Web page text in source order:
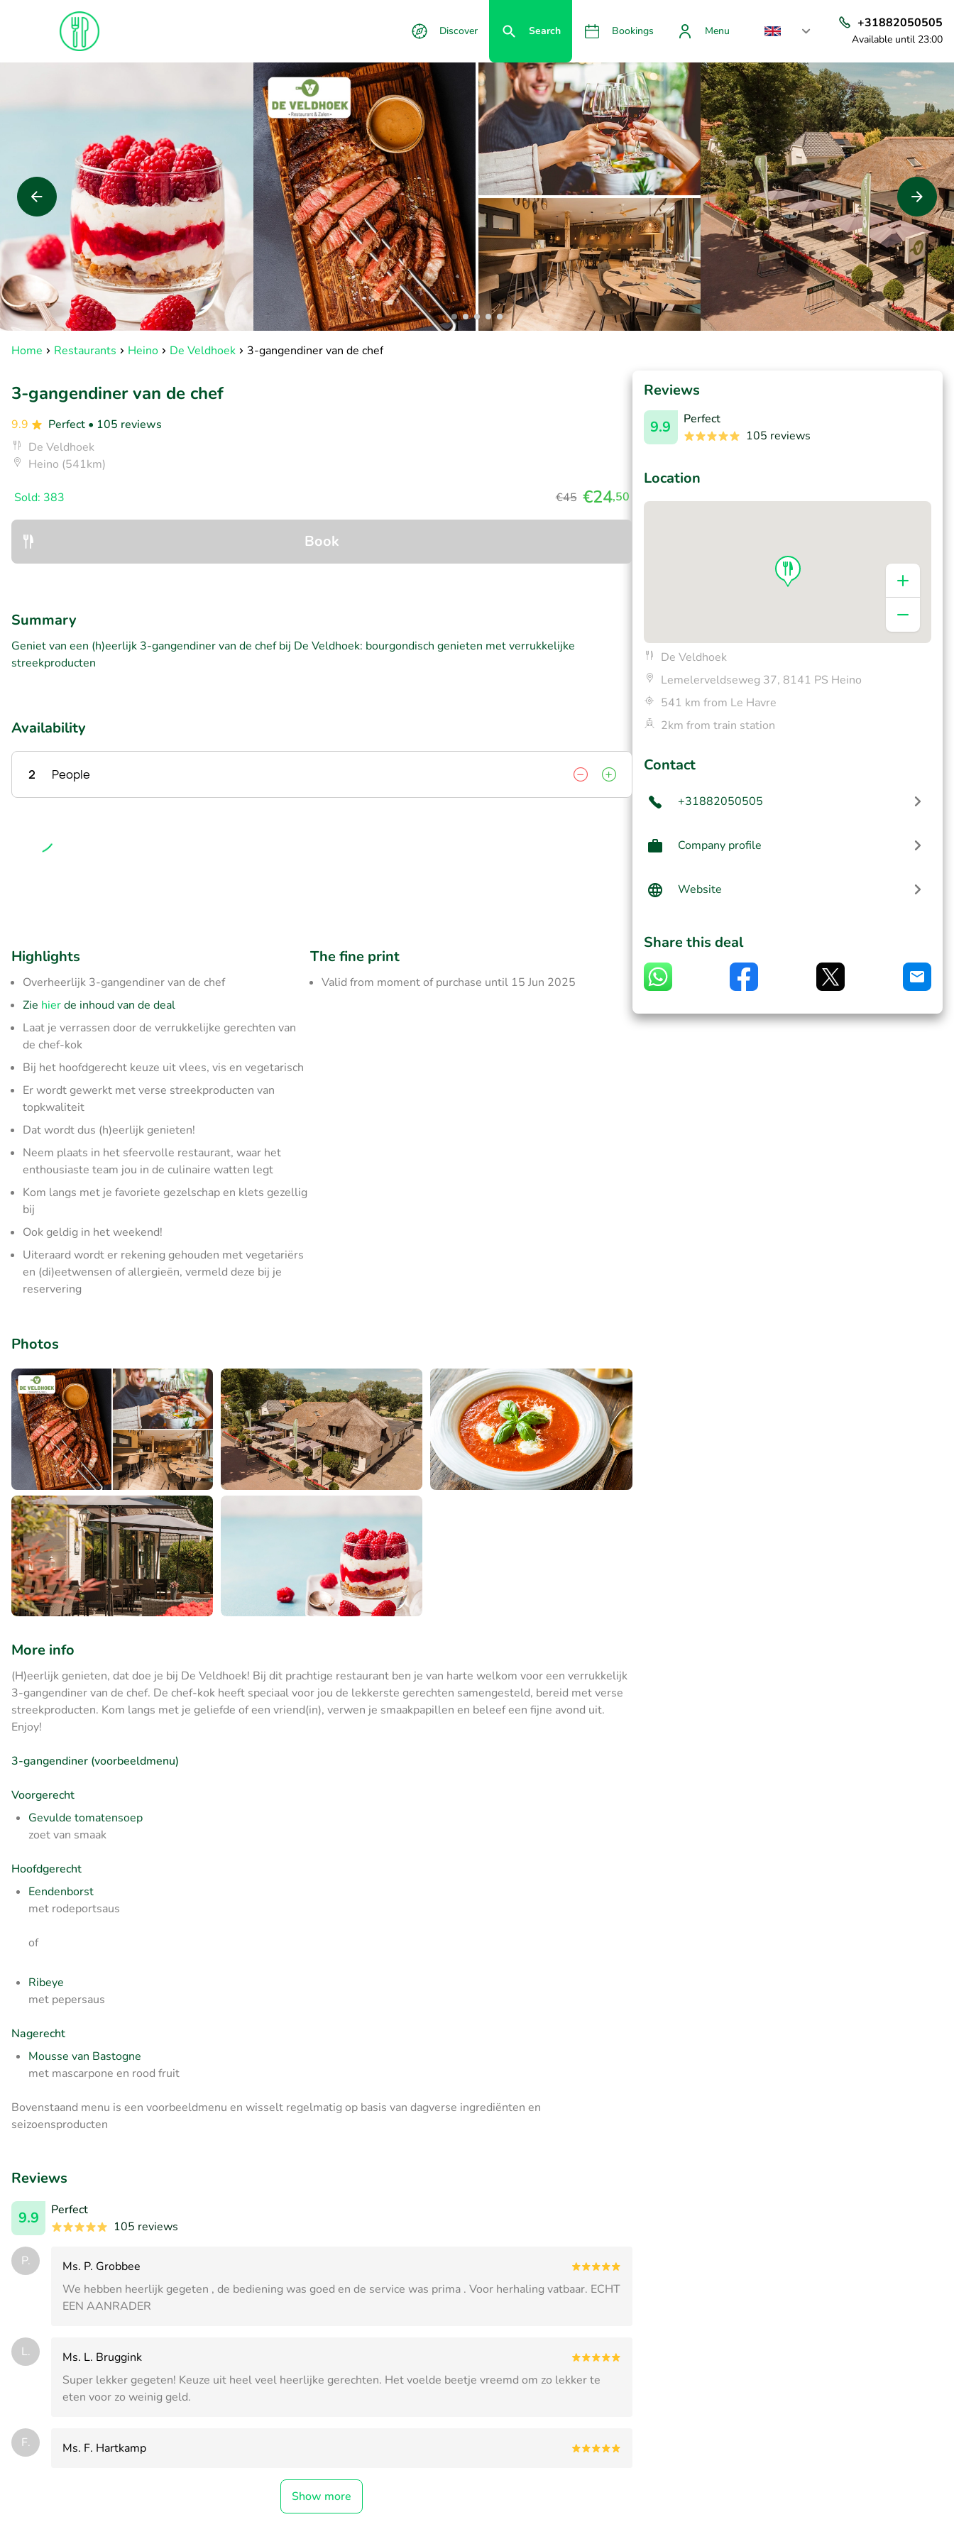
Discover Search Bookings Menu
+31882050505
Available until 23:00
Home Restaurants Heino De Veldhoek 3-gangendiner van de chef
3-gangendiner van de chef
9.9 Perfect • 105 reviews
De Veldhoek
Heino (541km)
Sold: 383 €45 €24,50
Book
Summary
Geniet van een (h)eerlijk 3-gangendiner van de chef bij De Veldhoek: bourgondisch genieten met verrukkelijke
streekproducten
Availability
2 People
Highlights
Overheerlijk 3-gangendiner van de chef
Zie hierde inhoud van de deal
Laat je verrassen door de verrukkelijke gerechten van
de chef-kok
Bij het hoofdgerecht keuze uit vlees, vis en vegetarisch
Er wordt gewerkt met verse streekproducten van
topkwaliteit
Dat wordt dus (h)eerlijk genieten!
Neem plaats in het sfeervolle restaurant, waar het
enthousiaste team jou in de culinaire watten legt
Kom langs met je favoriete gezelschap en klets gezellig
bij
Ook geldig in het weekend!
Uiteraard wordt er rekening gehouden met vegetariërs
en (di)eetwensen of allergieën, vermeld deze bij je
reservering
The fine print
Valid from moment of purchase until 15 Jun 2025
Photos
More info
(H)eerlijk genieten, dat doe je bij De Veldhoek! Bij dit prachtige restaurant ben je van harte welkom voor een verrukkelijk
3-gangendiner van de chef. De chef-kok heeft speciaal voor jou de lekkerste gerechten samengesteld, bereid met verse
streekproducten. Kom langs met je geliefde of een vriend(in), verwen je smaakpapillen en beleef een fijne avond uit.
Enjoy!
3-gangendiner (voorbeeldmenu)
Voorgerecht
Gevulde tomatensoep
zoet van smaak
Hoofdgerecht
Eendenborst
met rodeportsaus
of
Ribeye
met pepersaus
Nagerecht
Mousse van Bastogne
met mascarpone en rood fruit
Bovenstaand menu is een voorbeeldmenu en wisselt regelmatig op basis van dagverse ingrediënten en
seizoensproducten
Reviews
9.9
Perfect
105 reviews
P.
Ms. P. Grobbee
We hebben heerlijk gegeten , de bediening was goed en de service was prima . Voor herhaling vatbaar. ECHT
EEN AANRADER
L.
Ms. L. Bruggink
Super lekker gegeten! Keuze uit heel veel heerlijke gerechten. Het voelde beetje vreemd om zo lekker te
eten voor zo weinig geld.
F. Ms. F. Hartkamp
Show more
Reviews
9.9
Perfect
105 reviews
Location
De Veldhoek
Lemelerveldseweg 37, 8141 PS Heino
541 km from Le Havre
2km from train station
Contact
+31882050505
Company profile
Website
Share this deal